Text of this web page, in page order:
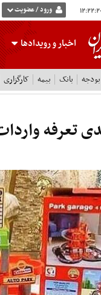
12:22:21 ورود / عضویت
اخبار و رویدادها
بانک بیمه کارگزاری